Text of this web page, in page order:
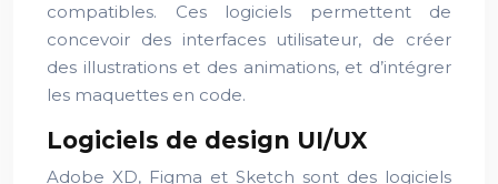
compatibles. Ces logiciels permettent de
concevoir des interfaces utilisateur, de créer
des illustrations et des animations, et d’intégrer
les maquettes en code.
Logiciels de design UI/UX
Adobe XD, Figma et Sketch sont des logiciels